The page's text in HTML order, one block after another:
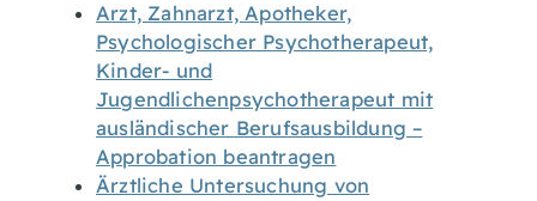
Arzt, Zahnarzt, Apotheker,
Psychologischer Psychotherapeut,
Kinder- und
Jugendlichenpsychotherapeut mit
ausländischer Berufsausbildung –
Approbation beantragen
Ärztliche Untersuchung von